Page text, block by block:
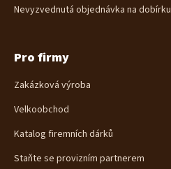
Nevyzvednutá objednávka na dobírku
Pro firmy
Zakázková výroba
Velkoobchod
Katalog firemních dárků
Staňte se provizním partnerem